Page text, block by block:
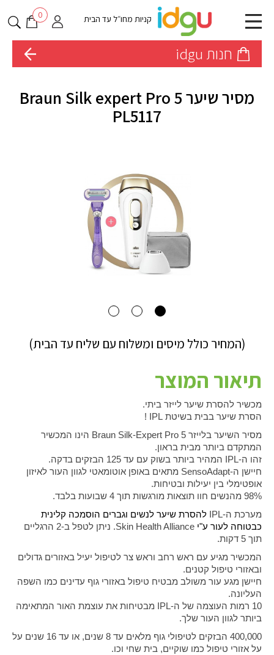
קניות מחו״ל עד הבית 0
חנות idgu
מסיר שיער Braun Silk expert Pro 5
PL5117
(המחיר כולל מיסים ומשלוח עם שליח עד הבית)
תיאור המוצר
מכשיר להסרת שיער לייזר ביתי.
הסרת שיער בבית בשיטת IPL
!
מסיר השיער בלייזר Braun Silk-Expert Pro 5 הינו המכשיר
המתקדם ביותר מבית בראון.
זהו ה-IPL המהיר ביותר בשוק עם עד 125 הבזקים בדקה.
חיישן ה-SensoAdapt מתאים באופן אוטומאטי לגוון העור לאיזון
אופטימלי בין יעילות ובטיחות.
98% מהנשים חוו תוצאות מורגשות תוך 4 שבועות בלבד.
מערכת ה-IPL להסרת שיער לנשים וגברים הוסמכה קלינית
כבטוחה לעור ע"י Skin Health Alliance
. ניתן לטפל ב-2 הרגליים
תוך 5 דקות.
המכשיר מגיע עם ראש רחב וראש צר לטיפול יעיל באזורים גדולים
ובאזורי טיפול קטנים.
חיישן מגע עור משולב מבטיח טיפול באזורי גוף עדינים כמו השפה
העליונה.
10 רמות העוצמה של ה-
IPL מבטיחות את עוצמת האור המתאימה
ביותר לגוון העור שלך.
400,000 הבזקים לטיפולי גוף מלאים עד 8 שנים, או עד 16 שנים על
על אזורי טיפול כמו שוקיים, בית שחי וכו.